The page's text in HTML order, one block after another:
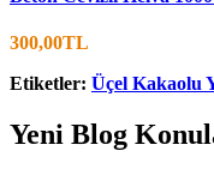
300,00TL
Etiketler: Üçel Kakaolu
Yeni Blog